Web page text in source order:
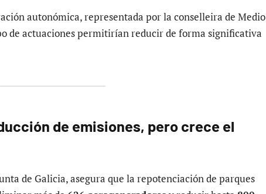
autonómica, representada por la conselleira de Medio
de actuaciones permitirían reducir de forma significativa
de emisiones, pero crece el
de Galicia, asegura que la repotenciación de parques